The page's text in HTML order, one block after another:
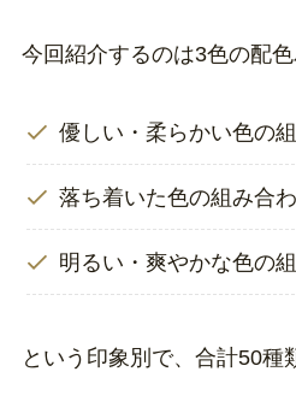
今回紹介するのは3色の配
優しい・柔らかい色の
落ち着いた色の組み合
明るい・爽やかな色の
という印象別で、合計50種